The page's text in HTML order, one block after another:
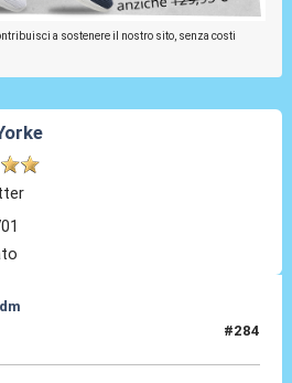
a sostenere il nostro sito, senza costi
#284